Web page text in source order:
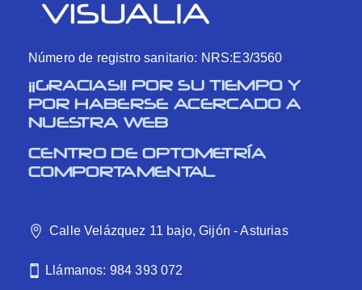
Número de registro sanitario: NRS:E3/3560
¡¡GRACIAS!! POR SU TIEMPO Y
POR HABERSE ACERCADO A
NUESTRA WEB
CENTRO DE OPTOMETRÍA
COMPORTAMENTAL
Calle Velázquez 11 bajo, Gijón - Asturias
Llámanos: 984 393 072